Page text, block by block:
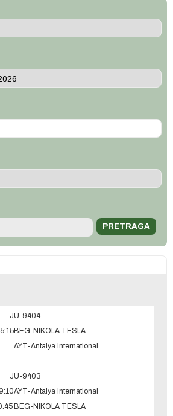
JU-9404
BEG-NIKOLA TESLA
AYT-Antalya International
JU-9403
AYT-Antalya International
BEG-NIKOLA TESLA